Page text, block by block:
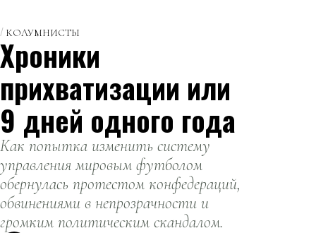
КОЛУМНИСТЫ
Хроники
прихватизации или
9 дней одного года
Как попытка изменить систему
управления мировым футболом
обернулась протестом конфедераций,
обвинениями в непрозрачности и
громким политическим скандалом.